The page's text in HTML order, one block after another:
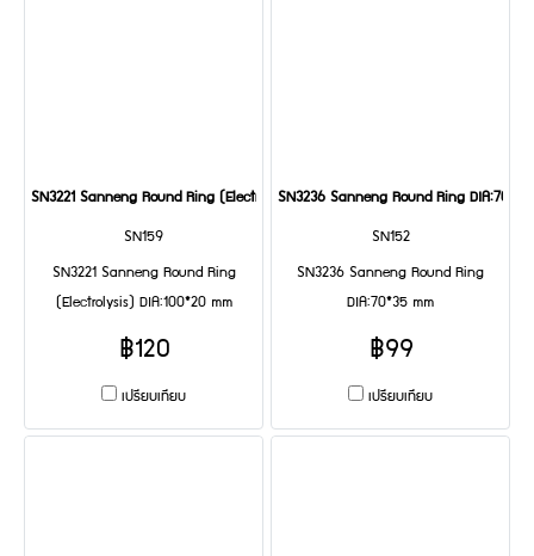
SN3221 Sanneng Round Ring (Electrolysis) DIA:100*20 mm
SN159
SN3221 Sanneng Round Ring
(Electrolysis) DIA:100*20 mm
฿120
เปรียบเทียบ
SN3236 Sanneng Round Ring DIA:70*35
SN152
SN3236 Sanneng Round Ring
DIA:70*35 mm
฿99
เปรียบเทียบ